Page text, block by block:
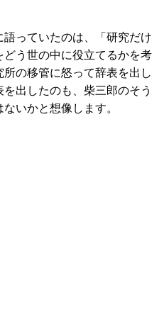
っていたのは、「研究だけ
う世の中に役立てるかを考
の移管に怒って辞表を出し
出したのも、柴三郎のそう
いかと想像します。